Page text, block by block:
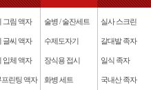
그림 액자
글씨 액자
입체 액자
린팅 액자
술병 / 술잔세트
수제도자기
장식용 접시
화병 세트
실사 스크린
갈대발 족자
일식 족자
국내산 족자